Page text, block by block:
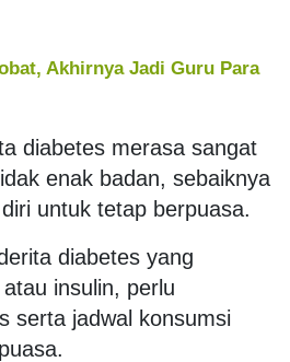
Akhirnya Jadi Guru Para
diabetes merasa sangat
enak badan, sebaiknya
untuk tetap berpuasa.
diabetes yang
insulin, perlu
serta jadwal konsumsi